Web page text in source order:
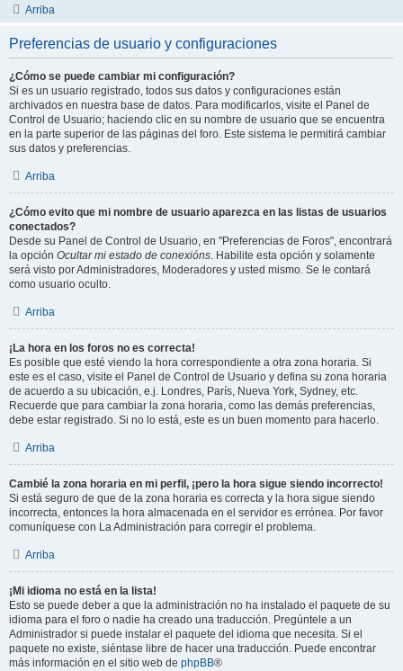
Arriba
Preferencias de usuario y configuraciones
¿Cómo se puede cambiar mi configuración?
Si es un usuario registrado, todos sus datos y configuraciones están
archivados en nuestra base de datos. Para modificarlos, visite el Panel de
Control de Usuario; haciendo clic en su nombre de usuario que se encuentra
en la parte superior de las páginas del foro. Este sistema le permitirá cambiar
sus datos y preferencias.
Arriba
¿Cómo evito que mi nombre de usuario aparezca en las listas de usuarios
conectados?
Desde su Panel de Control de Usuario, en "Preferencias de Foros", encontrará
la opción Ocultar mi estado de conexións. Habilite esta opción y solamente
será visto por Administradores, Moderadores y usted mismo. Se le contará
como usuario oculto.
Arriba
¡La hora en los foros no es correcta!
Es posible que esté viendo la hora correspondiente a otra zona horaria. Si
este es el caso, visite el Panel de Control de Usuario y defina su zona horaria
de acuerdo a su ubicación, e.j. Londres, París, Nueva York, Sydney, etc.
Recuerde que para cambiar la zona horaria, como las demás preferencias,
debe estar registrado. Si no lo está, este es un buen momento para hacerlo.
Arriba
Cambié la zona horaria en mi perfil, ¡pero la hora sigue siendo incorrecto!
Si está seguro de que de la zona horaria es correcta y la hora sigue siendo
incorrecta, entonces la hora almacenada en el servidor es errónea. Por favor
comuníquese con La Administración para corregir el problema.
Arriba
¡Mi idioma no está en la lista!
Esto se puede deber a que la administración no ha instalado el paquete de su
idioma para el foro o nadie ha creado una traducción. Pregúntele a un
Administrador si puede instalar el paquete del idioma que necesita. Si el
paquete no existe, siéntase libre de hacer una traducción. Puede encontrar
más información en el sitio web de phpBB®